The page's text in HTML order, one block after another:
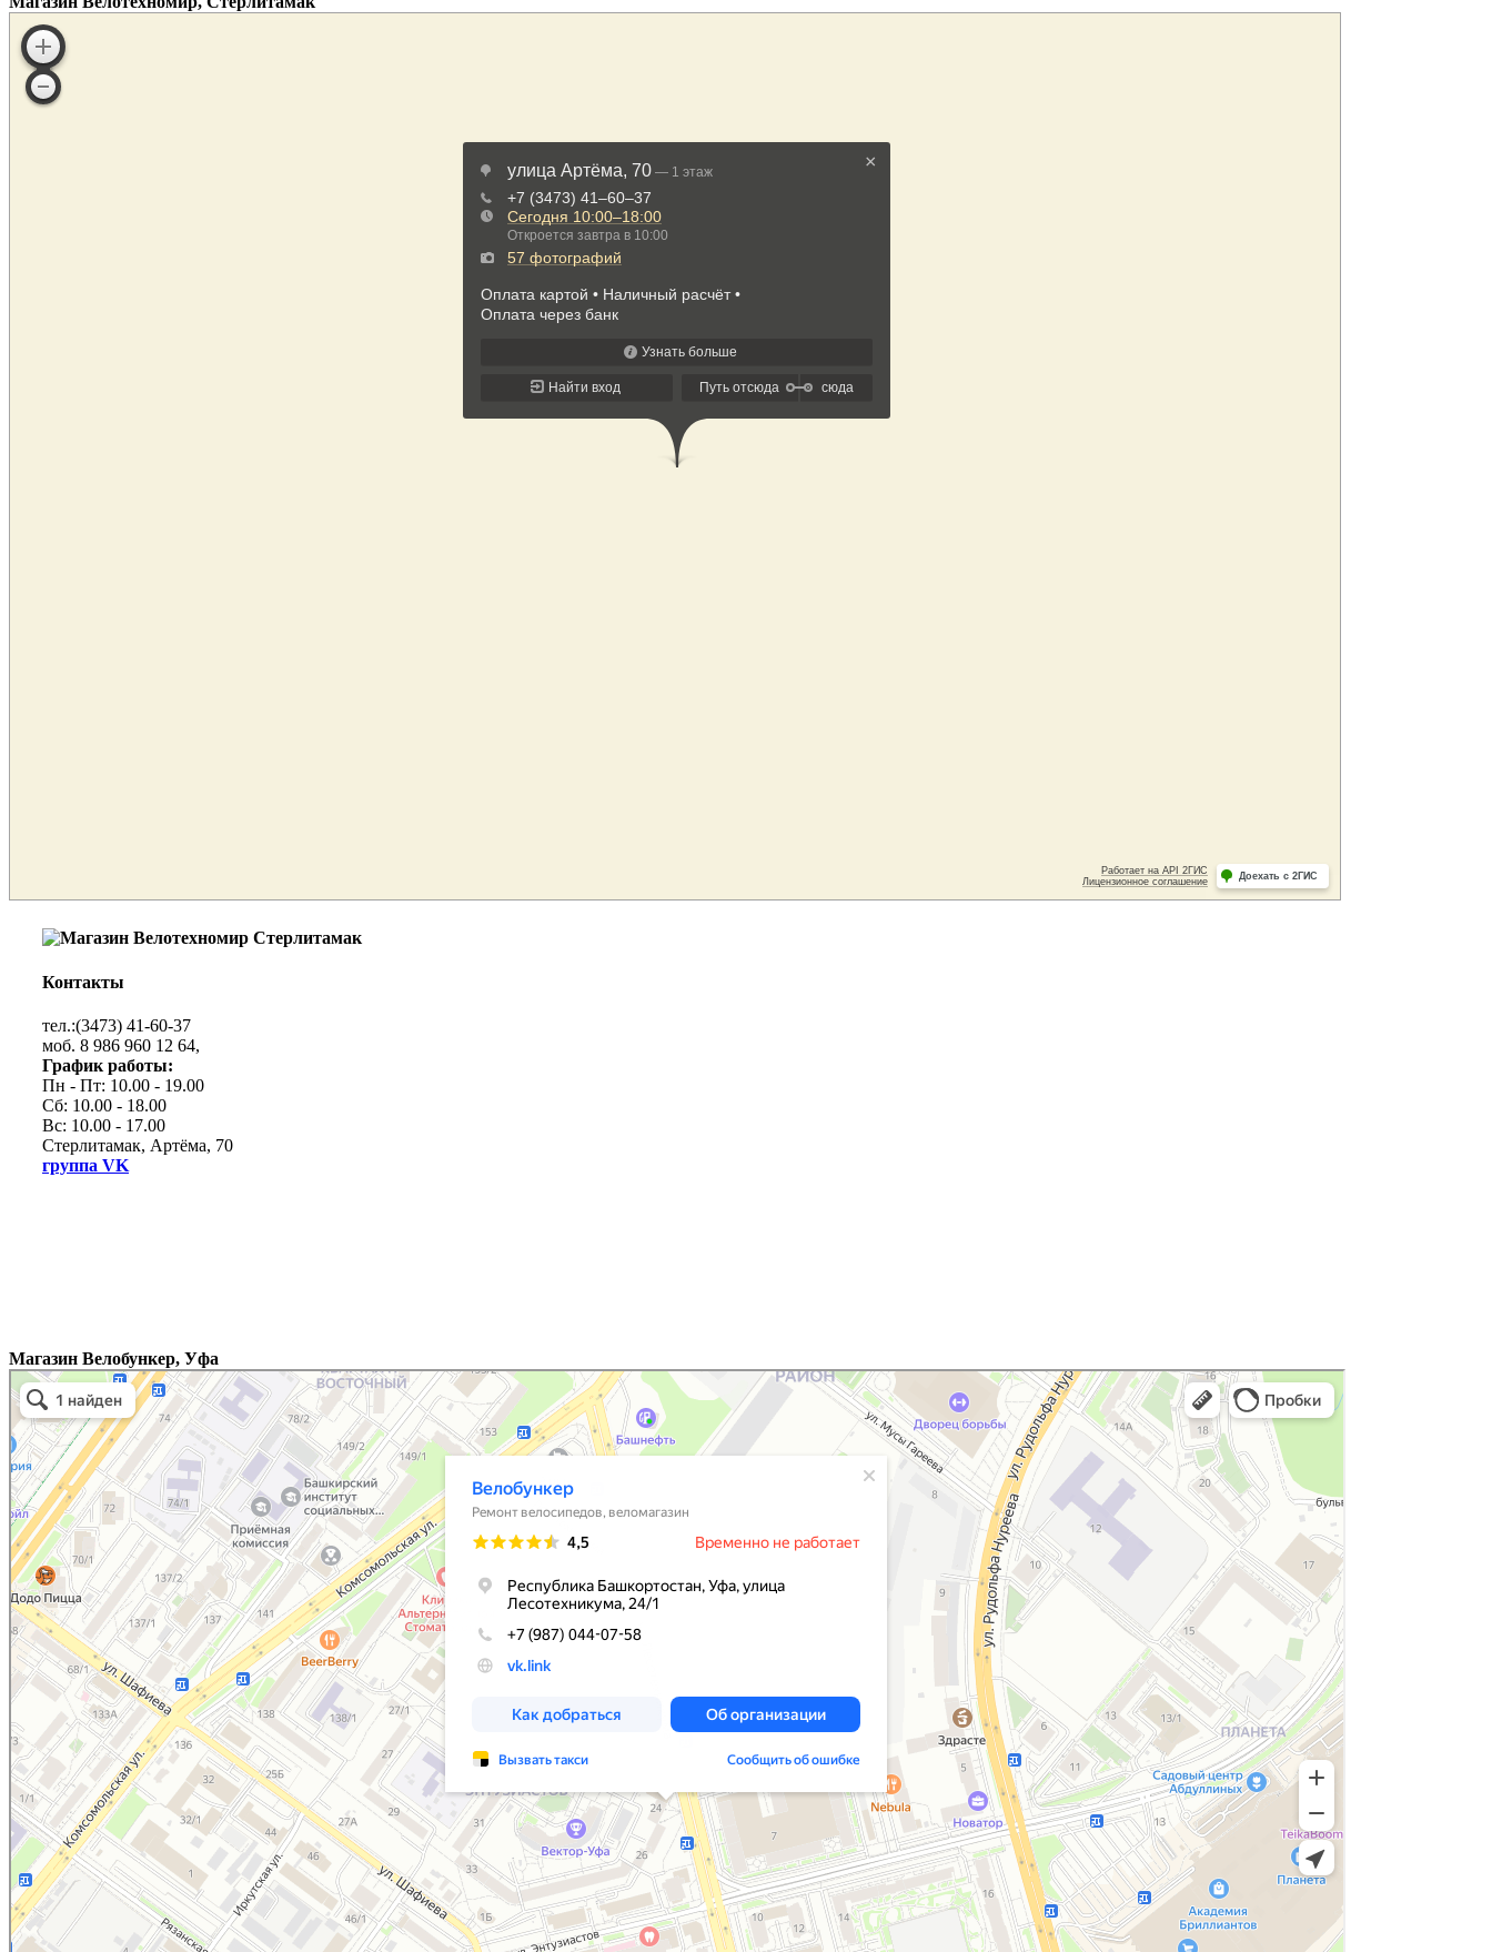
Контакты
тел.:(3473) 41-60-37
моб. 8 986 960 12 64,
График работы:
Пн - Пт: 10.00 - 19.00
Сб: 10.00 - 18.00
Вс: 10.00 - 17.00
Стерлитамак, Артёма, 70
группа VK
Магазин Велобункер, Уфа